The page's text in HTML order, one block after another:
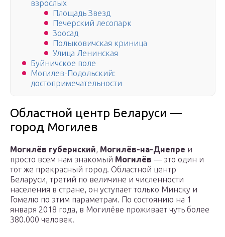
взрослых
Площадь Звезд
Печерский лесопарк
Зоосад
Полыковичская криница
Улица Ленинская
Буйничское поле
Могилев-Подольский:
достопримечательности
Областной центр Беларуси —
город Могилев
Могилёв губернский, Могилёв-на-Днепре и
просто всем нам знакомый Могилёв — это один и
тот же прекрасный город. Областной центр
Беларуси, третий по величине и численности
населения в стране, он уступает только Минску и
Гомелю по этим параметрам. По состоянию на 1
января 2018 года, в Могилёве проживает чуть более
380.000 человек.